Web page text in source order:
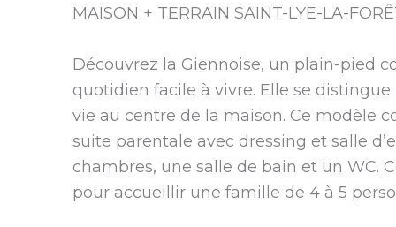
MAISON + TERRAIN SAINT-LYE-LA-
Découvrez la Giennoise, un plain-pied
quotidien facile à vivre. Elle se
vie au centre de la maison. Ce modèle
suite parentale avec dressing et salle
chambres, une salle de bain et un WC.
pour accueillir une famille de 4 à 5